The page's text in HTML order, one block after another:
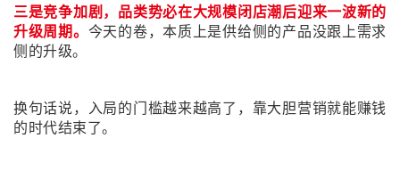
三是竞争加剧，品类势必在大规模闭店潮后迎来一波新的
升级周期。 今天的卷，本质上是供给侧的产品没跟上需求
侧的升级。
换句话说，入局的门槛越来越高了，靠大胆营销就能赚钱
的时代结束了。